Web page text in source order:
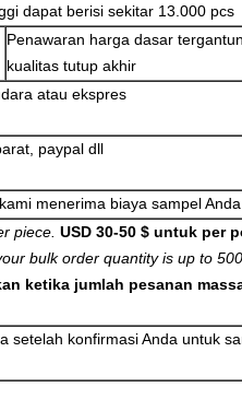
dapat berisi sekitar 13.000 pcs
Penawaran harga dasar
kualitas tutup akhir
atau ekspres
paypal dll
menerima biaya sampel Anda
piece. USD 30-50 $ untuk per
bulk order quantity is up to
ketika jumlah pesanan
setelah konfirmasi Anda untuk